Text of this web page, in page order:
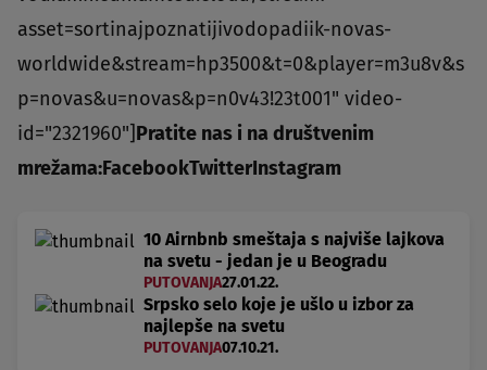
asset=sortinajpoznatijivodopadiik-novas-
worldwide&stream=hp3500&t=0&player=m3u8v&s
p=novas&u=novas&p=n0v43!23t001" video-
id="2321960"]Pratite nas i na društvenim
mrežama:FacebookTwitterInstagram
10 Airnbnb smeštaja s najviše lajkova
na svetu - jedan je u Beogradu
PUTOVANJA27.01.22.
Srpsko selo koje je ušlo u izbor za
najlepše na svetu
PUTOVANJA07.10.21.